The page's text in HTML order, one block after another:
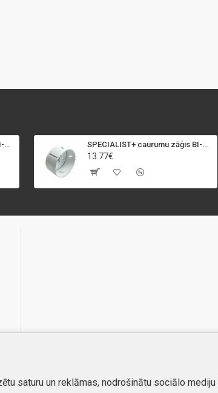
SPECIALIST+ caurumu zāģis BI-METAL, 95 mm SPECIALIST+ caurumu zāģis BI-METAL, 92 mm
13.77€
saturu un reklāmas, nodrošinātu sociālo